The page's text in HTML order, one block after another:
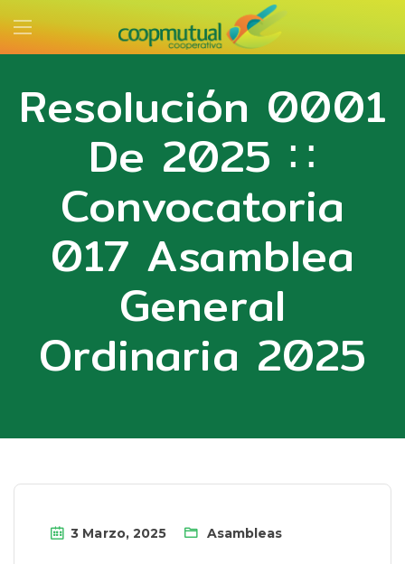
Resolución 0001
De 2025 ∷
Convocatoria
017 Asamblea
General
Ordinaria 2025
3 Marzo, 2025 Asambleas